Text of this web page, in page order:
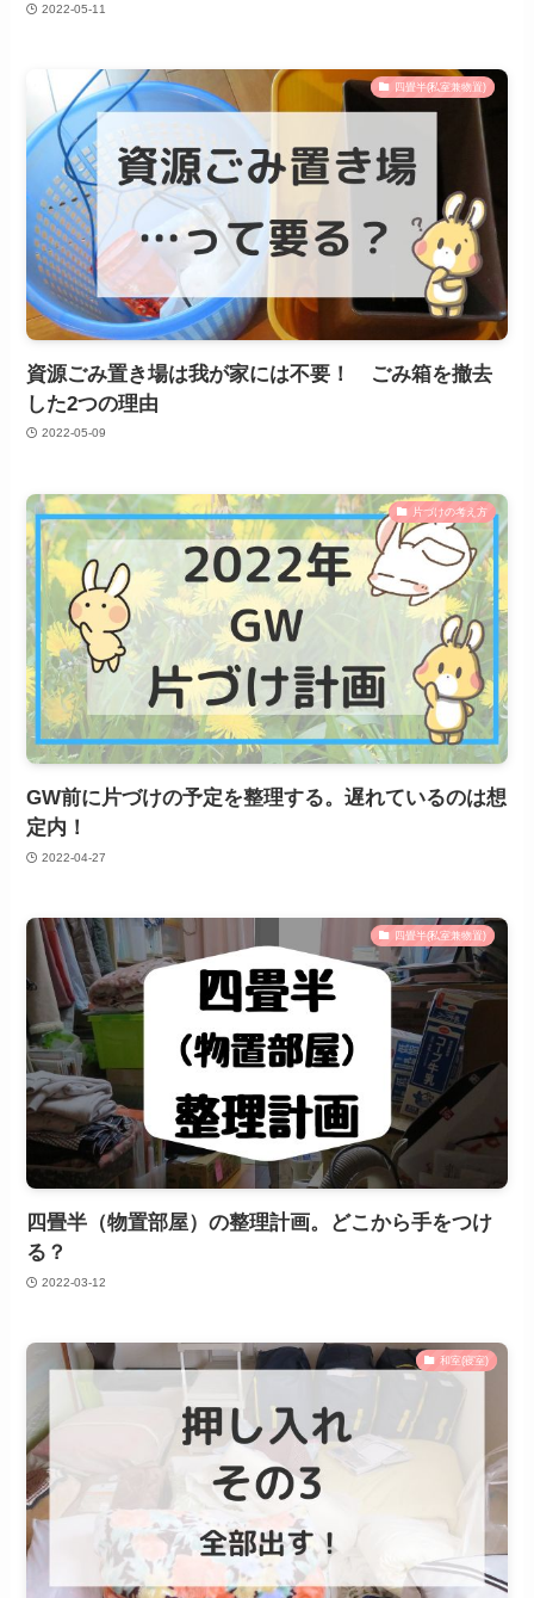
2022-05-11
四畳半(私室兼物置)
資源ごみ置き場は我が家には不要！ ごみ箱を撤去
した2つの理由
2022-05-09
片づけの考え方
GW前に片づけの予定を整理する。遅れているのは想
定内！
2022-04-27
四畳半(私室兼物置)
四畳半（物置部屋）の整理計画。どこから手をつけ
る？
2022-03-12
和室(寝室)